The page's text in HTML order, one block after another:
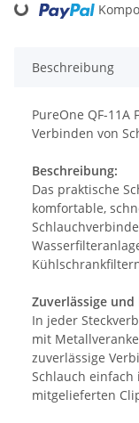
Loading...
Beschreibung
PureOne QF-
Verbinden von
Beschreibung:
Das praktische
komfortable,
Zuverlässige
In jeder
mit
zuverlässige
Schlauch
mitgelieferten